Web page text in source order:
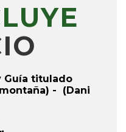
Guía titulado
-
(Dani